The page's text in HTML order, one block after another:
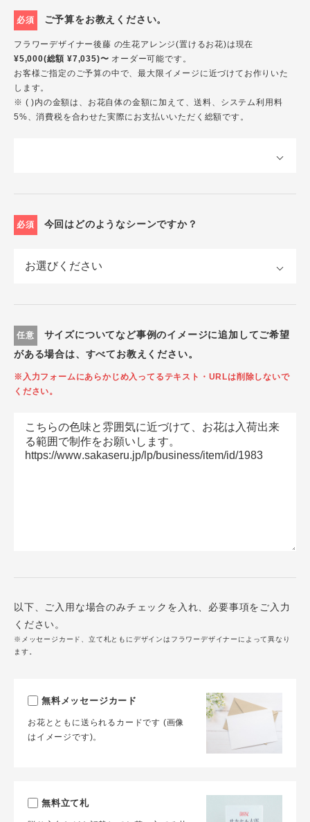
必須 ご予算をお教えください。
フラワーデザイナー後藤 の生花アレンジ(置けるお花)は現在
¥5,000(総額 ¥7,035)〜 オーダー可能です。
お客様ご指定のご予算の中で、最大限イメージに近づけてお作りいた
します。
※ ( )内の金額は、お花自体の金額に加えて、送料、システム利用料
5%、消費税を合わせた実際にお支払いいただく総額です。
必須 今回はどのようなシーンですか？
任意
サイズについてなど事例のイメージに追加してご希望
がある場合は、すべてお教えください。
※入力フォームにあらかじめ入ってるテキスト・URLは削除しないで
ください。
以下、ご入用な場合のみチェックを入れ、必要事項をご入力
ください。
※メッセージカード、立て札ともにデザインはフラワーデザイナーによって異なり
ます。
無料メッセージカード
お花とともに送られるカードです (画像
はイメージです)。
無料立て札